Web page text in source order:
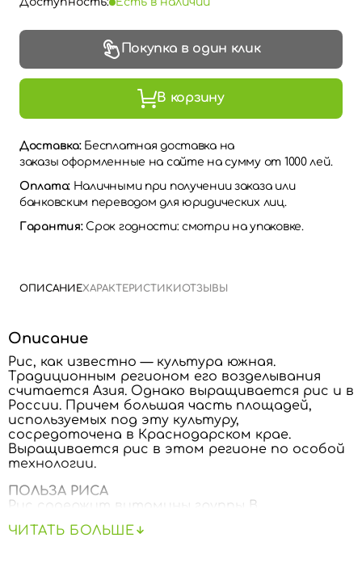
Покупка в один клик
В корзину
Доставка: Бесплатная доставка на
заказы оформленные на сайте на сумму от 1000 лей.
Оплата: Наличными при получении заказа или
банковским переводом для юридических лиц.
Гарантия:Срок годности: смотри на упаковке.
ОПИСАНИЕХАРАКТЕРИСТИКИОТЗЫВЫ
Описание
Рис, как известно — культура южная.
Традиционным регионом его возделывания
считается Азия. Однако выращивается рис и в
России. Причем большая часть площадей,
используемых под эту культуру,
сосредоточена в Краснодарском крае.
Выращивается рис в этом регионе по особой
технологии.
ПОЛЬЗА РИСА
Рис содержит витамины группы В,
важны для нашего организма, ведь укрепляют
ЧИТАТЬ БОЛЬШЕ